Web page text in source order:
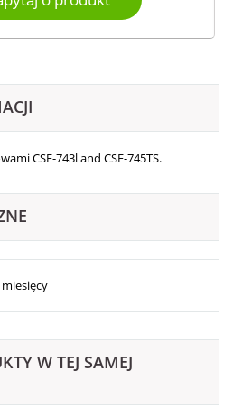
CSE-743l and CSE-745TS.
miesięcy
W TEJ SAMEJ